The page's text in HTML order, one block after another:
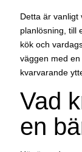
Detta är vanligt
planlösning, till
kök och
väggen med
kvarvarande
Vad
en